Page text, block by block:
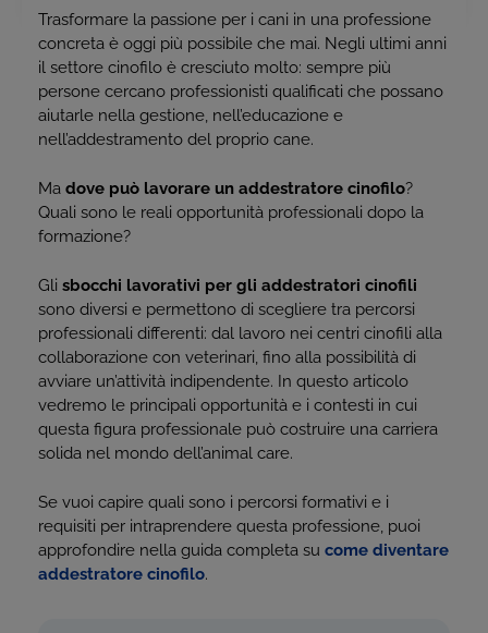
Trasformare la passione per i cani in una professione
concreta è oggi più possibile che mai. Negli ultimi anni
il settore cinofilo è cresciuto molto: sempre più
persone cercano professionisti qualificati che possano
aiutarle nella gestione, nell’educazione e
nell’addestramento del proprio cane.
Ma dove può lavorare un addestratore cinofilo?
Quali sono le reali opportunità professionali dopo la
formazione?
Gli sbocchi lavorativi per gli addestratori cinofili
sono diversi e permettono di scegliere tra percorsi
professionali differenti: dal lavoro nei centri cinofili alla
collaborazione con veterinari, fino alla possibilità di
avviare un’attività indipendente. In questo articolo
vedremo le principali opportunità e i contesti in cui
questa figura professionale può costruire una carriera
solida nel mondo dell’animal care.
Se vuoi capire quali sono i percorsi formativi e i
requisiti per intraprendere questa professione, puoi
approfondire nella guida completa su come diventare
addestratore cinofilo.